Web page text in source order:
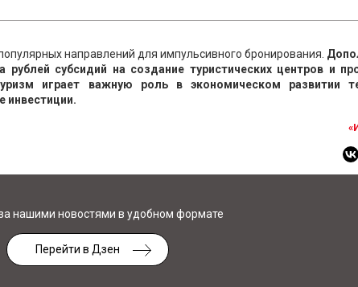
направлений для импульсивного бронирования.
субсидий на создание туристических центров и
играет важную роль в экономическом развитии
инвестиции.
нашими новостями в удобном формате
Перейти в Дзен